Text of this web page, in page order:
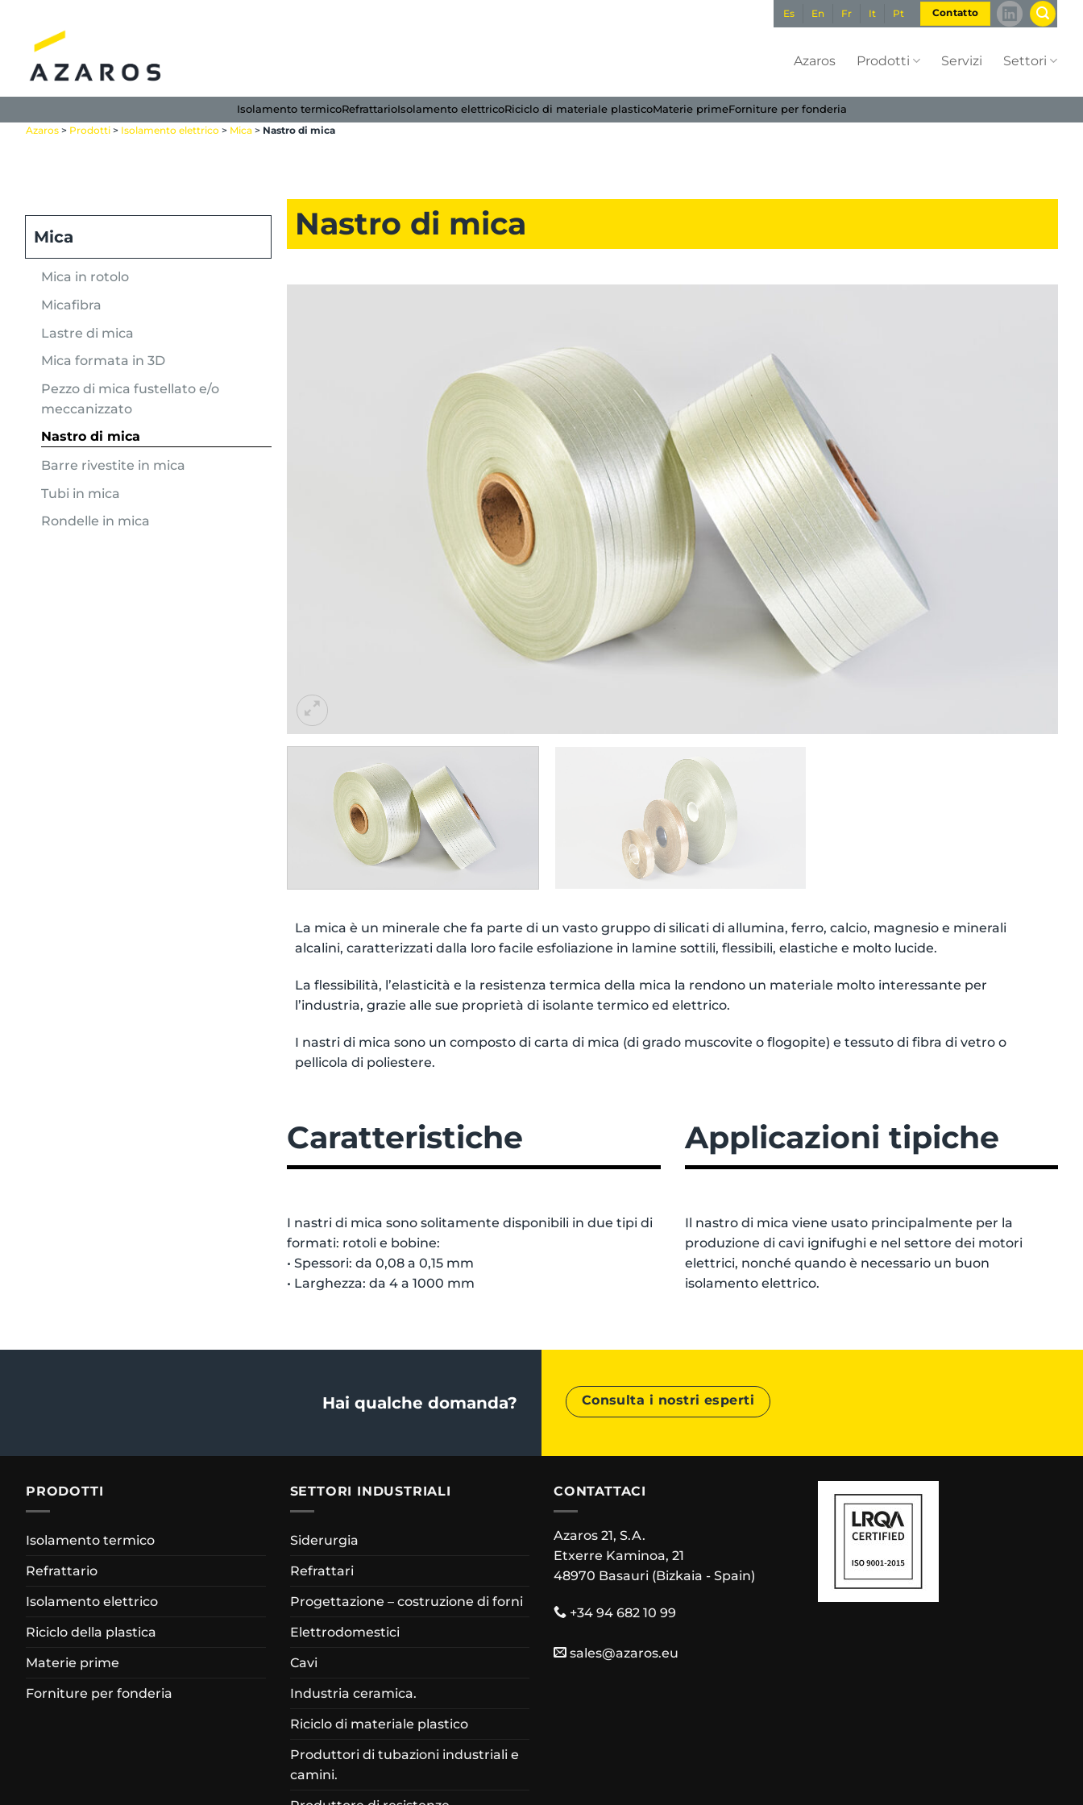
contenuti
Es En Fr It Pt Contatto
Azaros Prodotti Servizi Settori
Isolamento termicoRefrattarioIsolamento elettricoRiciclo di materiale plasticoMaterie primeForniture per fonderia
Azaros > Prodotti > Isolamento elettrico > Mica > Nastro di mica
Mica
Mica in rotolo
Micafibra
Lastre di mica
Mica formata in 3D
Pezzo di mica fustellato e/o
meccanizzato
Nastro di mica
Barre rivestite in mica
Tubi in mica
Rondelle in mica
Nastro di mica
La mica è un minerale che fa parte di un vasto gruppo di silicati di allumina, ferro, calcio, magnesio e minerali
alcalini, caratterizzati dalla loro facile esfoliazione in lamine sottili, flessibili, elastiche e molto lucide.
La flessibilità, l’elasticità e la resistenza termica della mica la rendono un materiale molto interessante per
l’industria, grazie alle sue proprietà di isolante termico ed elettrico.
I nastri di mica sono un composto di carta di mica (di grado muscovite o flogopite) e tessuto di fibra di vetro o
pellicola di poliestere.
Caratteristiche
I nastri di mica sono solitamente disponibili in due tipi di
formati: rotoli e bobine:
• Spessori: da 0,08 a 0,15 mm
• Larghezza: da 4 a 1000 mm
Applicazioni tipiche
Il nastro di mica viene usato principalmente per la
produzione di cavi ignifughi e nel settore dei motori
elettrici, nonché quando è necessario un buon
isolamento elettrico.
Hai qualche domanda? Consulta i nostri esperti
PRODOTTI
Isolamento termico
Refrattario
Isolamento elettrico
Riciclo della plastica
Materie prime
Forniture per fonderia
SETTORI INDUSTRIALI
Siderurgia
Refrattari
Progettazione – costruzione di forni
Elettrodomestici
Cavi
Industria ceramica.
Riciclo di materiale plastico
Produttori di tubazioni industriali e
camini.
CONTATTACI
Azaros 21, S.A.
Etxerre Kaminoa, 21
48970 Basauri (Bizkaia - Spain)
+34 94 682 10 99
sales@azaros.eu